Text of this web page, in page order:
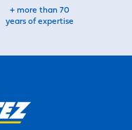
+ more than 70
years of expertise